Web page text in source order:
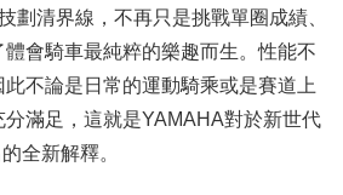
劃清界線，不再只是挑戰單圈成績、
會騎車最純粹的樂趣而生。性能不
不論是日常的運動騎乘或是賽道上
滿足，這就是YAMAHA對於新世代
全新解釋。